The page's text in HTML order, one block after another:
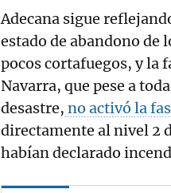
Adecana sigue
estado de abandono de
pocos cortafuegos, y la
Navarra, que pese a
desastre, no activó la
directamente al nivel 2
habían declarado